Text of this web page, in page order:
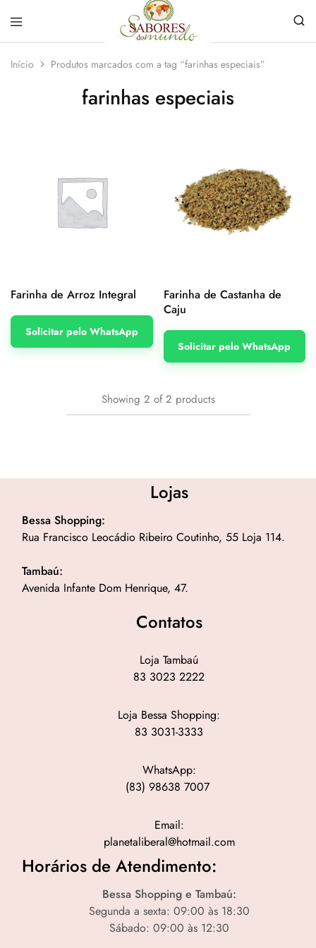
do
Mundo
loja
de
Especiarias
Início Produtos marcados com a tag “farinhas especiais”
farinhas especiais
Farinha de Arroz Integral
Solicitar pelo WhatsApp
Farinha de Castanha de
Caju
Solicitar pelo WhatsApp
Showing 2 of2 products
Lojas
Bessa Shopping:
Rua Francisco Leocádio Ribeiro Coutinho, 55 Loja 114.
Tambaú:
Avenida Infante Dom Henrique, 47.
Contatos
Loja Tambaú
83 3023 2222
Loja Bessa Shopping:
83 3031-3333
WhatsApp:
(83) 98638 7007
Email:
planetaliberal@hotmail.com
Horários de Atendimento:
Bessa Shopping e Tambaú:
Segunda a sexta: 09:00 às 18:30
Sábado: 09:00 às 12:30